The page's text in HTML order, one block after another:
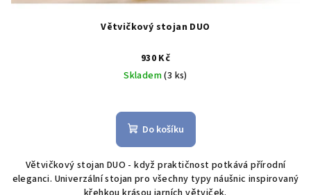
Větvičkový stojan DUO
930 Kč
Skladem(3 ks)
Do košíku
Větvičkový stojan DUO - když praktičnost potkává přírodní
eleganci. Univerzální stojan pro všechny typy náušnic inspirovaný